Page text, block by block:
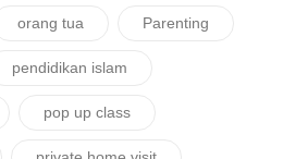
orang tua Parenting
pendidikan islam
pop up class